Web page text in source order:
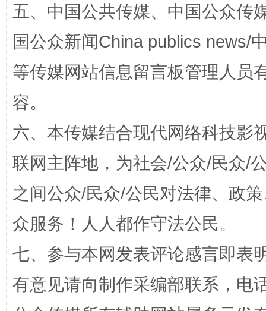
网上购药对药下症？
这是一记警钟！ 谢
五、中国公共传媒、中国公众传
国公众新闻China publics news/
等传媒网站信息留言板管理人员
容。
六、本传媒结合现代网络科技影
联网主阵地，为社会/公众/民众/
之间公众/民众/公民对法律、政
众服务！人人都作守法公民。
七、参与本网发表评论感言即表
有意见请向制作采编部联系，电